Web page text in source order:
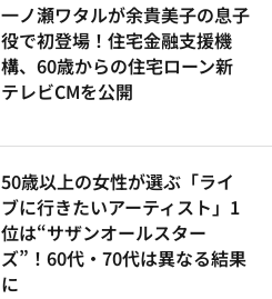
一ノ瀬ワタルが余貴美子の息子
役で初登場！住宅金融支援機
構、60歳からの住宅ローン新
テレビCMを公開
50歳以上の女性が選ぶ「ライ
ブに行きたいアーティスト」1
位は“サザンオールスター
ズ”！60代・70代は異なる結果
に